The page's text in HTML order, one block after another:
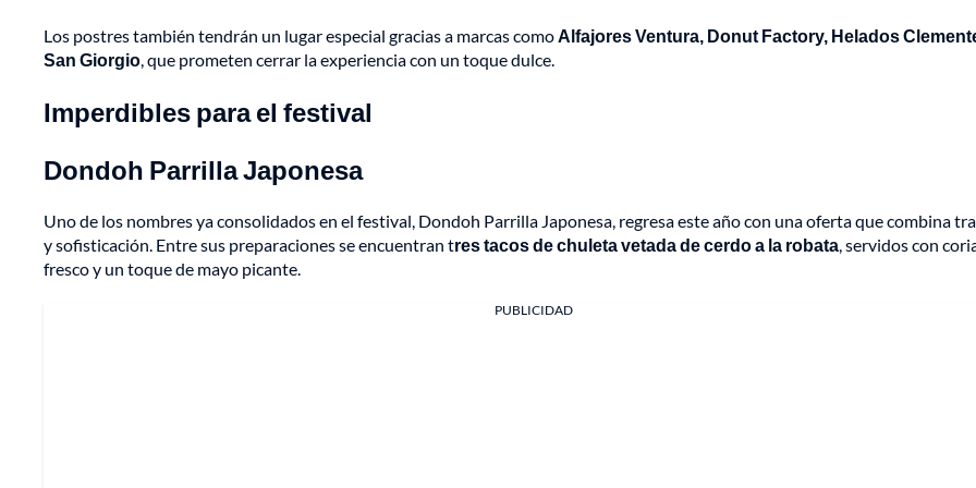
Los postres también tendrán un lugar especial gracias a marcas comoAlfajores Ventura, Donut Factory, Helados
San Giorgio, que prometen cerrar la experiencia con un toque dulce.
Imperdibles para el festival
Dondoh Parrilla Japonesa
Uno de los nombres ya consolidados en el festival, Dondoh Parrilla Japonesa, regresa este año con una oferta que combina
y sofisticación. Entre sus preparaciones se encuentran tres tacos de chuleta vetada de cerdo a la robata, servidos con
fresco y un toque de mayo picante.
PUBLICIDAD